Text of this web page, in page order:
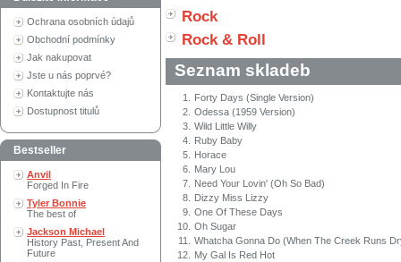
Ochrana osobních údajů
Obchodní podmínky
Jak nakupovat
Jste u nás poprvé?
Kontaktujte nás
Dostupnost titulů
Bestseller
Anvil
Forged In Fire
Tyler Bonnie
The best of
Jackson Michael
History Past, Present And
Future
Rock
Rock & Roll
Seznam skladeb
1.
Forty Days (Single Version)
2. Odessa (1959 Version)
3. Wild Little Willy
4.
Ruby Baby
5.
Horace
6.
Mary Lou
7.
Need Your Lovin' (Oh So Bad)
8.
Dizzy Miss Lizzy
9. One Of These Days
10. Oh Sugar
11.
Whatcha Gonna Do (When The Creek Runs
12.
My Gal Is Red Hot